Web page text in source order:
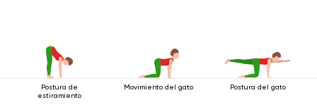
Postura de
estiramiento
Movimiento del gato Postura del gato